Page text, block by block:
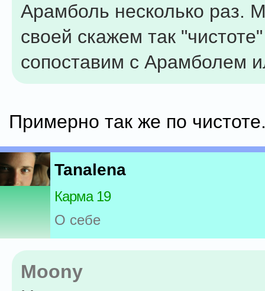
Арамболь несколько раз.
своей скажем так "чистоте"
сопоставим с Арамболем
Примерно так же по
Tanalena
Карма 19
О себе
Moony